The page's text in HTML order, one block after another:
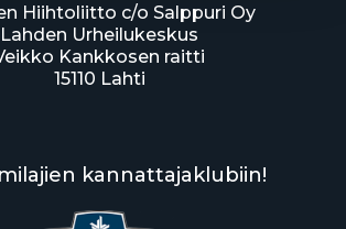
Hiihtoliitto c/o Salppuri Oy
Lahden Urheilukeskus
Kankkosen raitti
15110 Lahti
kannattajaklubiin!